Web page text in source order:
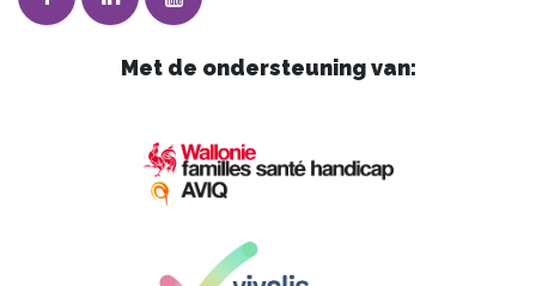
Met de ondersteuning van: